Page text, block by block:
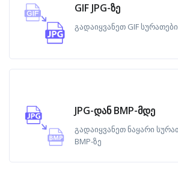
GIF JPG-ზე
გადაიყვანეთ GIF სურათები
JPG-დან BMP-მდე
გადაიყვანეთ ნაყარი
BMP-ზე